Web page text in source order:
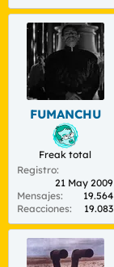
FUMANCHU
Freak total
Registro
21 May 2009
Mensajes
19.564
Reacciones
19.083